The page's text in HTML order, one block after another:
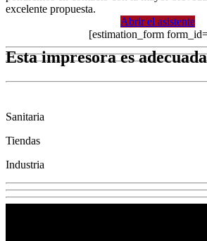
excelente propuesta.
Abrir el asistente
[estimation_form
Esta impresora es
Sanitaria
Tiendas
Industria